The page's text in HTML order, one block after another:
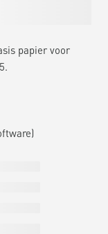
papier voor